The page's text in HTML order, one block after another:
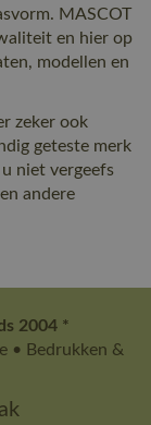
MASCOT
en hier op
modellen en
zeker ook
geteste merk
niet vergeefs
andere
2004 *
• Bedrukken &